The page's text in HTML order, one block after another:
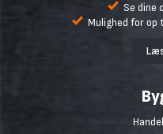
Se dine
Mulighed for